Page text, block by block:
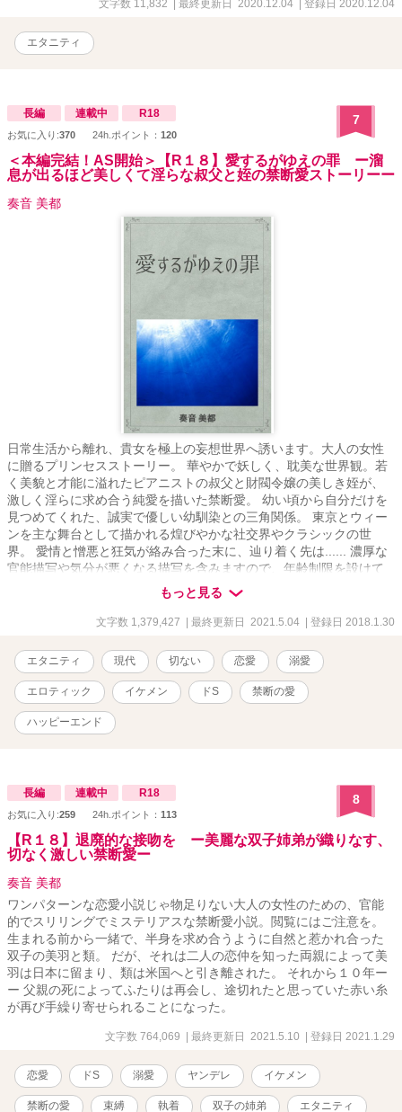
文字数 11,832 | 最終更新日 2020.12.04 | 登録日 2020.12.04
エタニティ
長編 連載中 R18
お気に入り:370 24h.ポイント： 120
7
＜本編完結！AS開始＞【R１８】愛するがゆえの罪 ー溜
息が出るほど美しくて淫らな叔父と姪の禁断愛ストーリーー
奏音 美都
日常生活から離れ、貴女を極上の妄想世界へ誘います。大人の女性
に贈るプリンセスストーリー。 華やかで妖しく、耽美な世界観。若
く美貌と才能に溢れたピアニストの叔父と財閥令嬢の美しき姪が、
激しく淫らに求め合う純愛を描いた禁断愛。 幼い頃から自分だけを
見つめてくれた、誠実で優しい幼馴染との三角関係。 東京とウィー
ンを主な舞台として描かれる煌びやかな社交界やクラシックの世
界。 愛情と憎悪と狂気が絡み合った末に、辿り着く先は...... 濃厚な
官能描写や気分が悪くなる描写を含みますので、年齢制限を設けて
いますが、それ以外にも不快に思う方は読まないで下さい。 殆どの
メインキャラが美男美女という、現実には有り得ない世界観で描い
ておりますので、それを受け入れられない方にはお勧めいたしませ
には一切関係ありません。 また、法律・法令に反する行為を容
認・推奨するものではありません。
もっと見る
文字数 1,379,427 | 最終更新日 2021.5.04 | 登録日 2018.1.30
エタニティ 現代 切ない 恋愛 溺愛
エロティック イケメン ドS 禁断の愛
ハッピーエンド
長編 連載中 R18
お気に入り:259 24h.ポイント： 113
8
【R１８】退廃的な接吻を ー美麗な双子姉弟が織りなす、
切なく激しい禁断愛ー
奏音 美都
ワンパターンな恋愛小説じゃ物足りない大人の女性のための、官能
的でスリリングでミステリアスな禁断愛小説。閲覧にはご注意を。
生まれる前から一緒で、半身を求め合うように自然と惹かれ合った
双子の美羽と類。 だが、それは二人の恋仲を知った両親によって美
羽は日本に留まり、類は米国へと引き離された。 それから１０年ー
ー 父親の死によってふたりは再会し、途切れたと思っていた赤い糸
が再び手繰り寄せられることになった。
文字数 764,069 | 最終更新日 2021.5.10 | 登録日 2021.1.29
恋愛 ドS 溺愛 ヤンデレ イケメン
禁断の愛 束縛 執着 双子の姉弟 エタニティ